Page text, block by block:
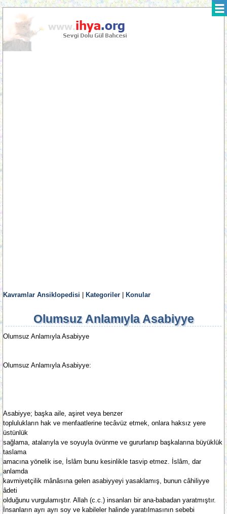
Kavramlar Ansiklopedisi Kategoriler Konular
Olumsuz Anlamıyla Asabiyye
Olumsuz Anlamıyla Asabiyye
Olumsuz Anlamıyla Asabiyye:
Asabiyye; başka aile, aşiret veya benzer
toplulukların hak ve menfaatlerine tecâvüz etmek, onlara haksız yere
üstünlük
sağlama, atalarıyla ve soyuyla övünme ve gururlanıp başkalarına büyüklük
taslama
amacına yönelik ise, İslâm bunu kesinlikle tasvip etmez. İslâm, dar
anlamda
kavmiyetçilik mânâsına gelen asabiyyeyi yasaklamış, bunun câhiliyye
âdeti
olduğunu vurgulamıştır. Allah (c.c.) insanları bir ana-babadan yaratmıştır.
İnsanların ayrı ayrı soy ve kabileler halinde yaratılmasının sebebi